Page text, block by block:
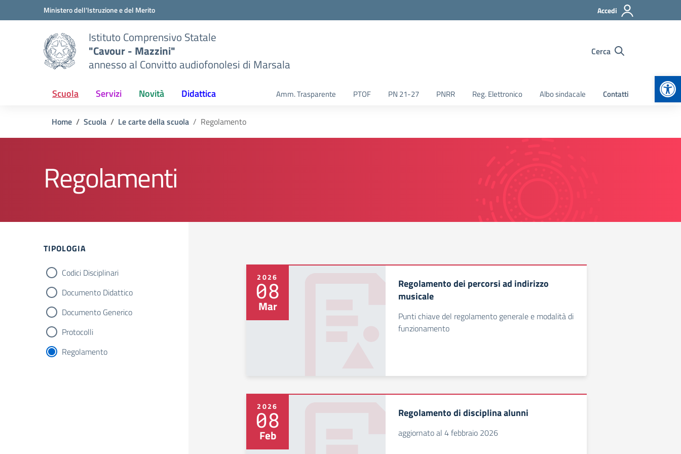
Vai ai contenuti
Vai al menu di navigazioneMinistero dell'Istruzione e del Merito Accedi
Istituto Comprensivo Statale
"Cavour - Mazzini"
annesso al Convitto audiofonolesi di Marsala
Cerca
Scuola Servizi Novità Didattica Amm. Trasparente PTOF PN 21-27 PNRR Reg. Elettronico Albo sindacale Contatti
Home Scuola Le carte della scuola Regolamento
Regolamenti
Filtri
TIPOLOGIA
Codici Disciplinari
Documento Didattico
Documento Generico
Protocolli
Regolamento
2026
08
Mar
Regolamento dei percorsi ad indirizzo
musicale
Punti chiave del regolamento generale e modalità di
funzionamento
2026
08
Feb
Regolamento di disciplina alunni
aggiornato al 4 febbraio 2026